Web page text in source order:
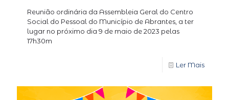
Reunião ordinária da Assembleia Geral do Centro
Social do Pessoal do Município de Abrantes, a ter
lugar no próximo dia 9 de maio de 2023 pelas
17h30m
Ler Mais